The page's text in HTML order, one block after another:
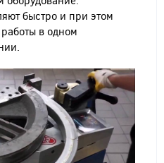
быстро и при этом
в одном